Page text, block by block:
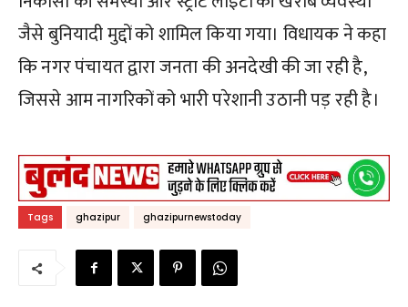
जैसे बुनियादी मुद्दों को शामिल किया गया। विधायक ने कहा
कि नगर पंचायत द्वारा जनता की अनदेखी की जा रही है,
जिससे आम नागरिकों को भारी परेशानी उठानी पड़ रही है।
Tags ghazipur ghazipurnewstoday